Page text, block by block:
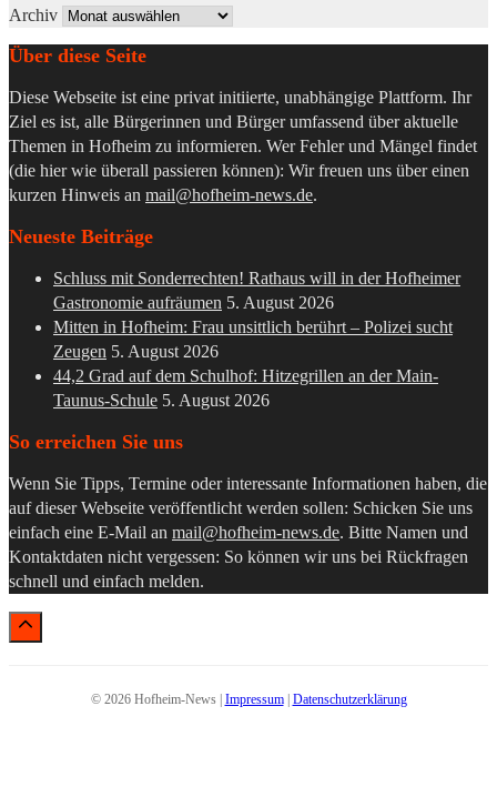
Archiv
Über diese Seite
Diese Webseite ist eine privat initiierte, unabhängige Plattform. Ihr
Ziel es ist, alle Bürgerinnen und Bürger umfassend über aktuelle
Themen in Hofheim zu informieren. Wer Fehler und Mängel findet
(die hier wie überall passieren können): Wir freuen uns über einen
kurzen Hinweis an mail@hofheim-news.de.
Neueste Beiträge
Schluss mit Sonderrechten! Rathaus will in der Hofheimer
Gastronomie aufräumen 5. August 2026
Mitten in Hofheim: Frau unsittlich berührt – Polizei sucht
Zeugen 5. August 2026
44,2 Grad auf dem Schulhof: Hitzegrillen an der Main-
Taunus-Schule 5. August 2026
So erreichen Sie uns
Wenn Sie Tipps, Termine oder interessante Informationen haben, die
auf dieser Webseite veröffentlicht werden sollen: Schicken Sie uns
einfach eine E-Mail an mail@hofheim-news.de. Bitte Namen und
Kontaktdaten nicht vergessen: So können wir uns bei Rückfragen
schnell und einfach melden.
© 2026 Hofheim-News | Impressum| Datenschutzerklärung